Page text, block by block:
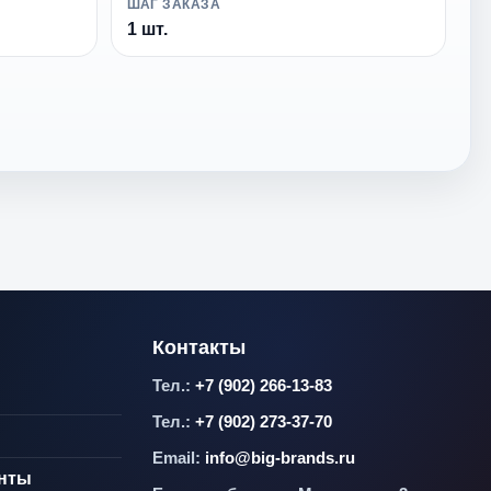
ШАГ ЗАКАЗА
1 шт.
Контакты
Тел.:+7 (902) 266-13-83
Тел.:+7 (902) 273-37-70
Email: info@big-brands.ru